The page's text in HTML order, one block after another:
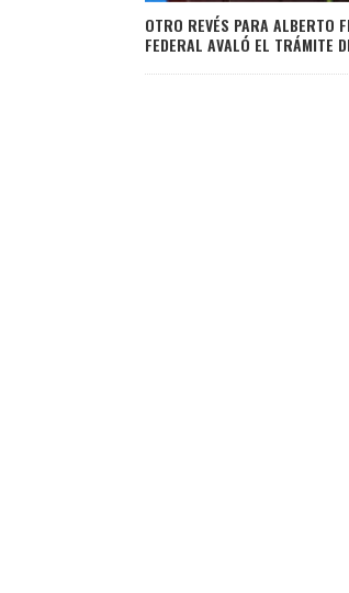
OTRO REVÉS PARA ALBERTO
FEDERAL AVALÓ EL TRÁMITE